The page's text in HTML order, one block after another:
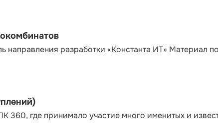
разработки «Константа ИТ» Материал
360, где принимало участие много именитых и